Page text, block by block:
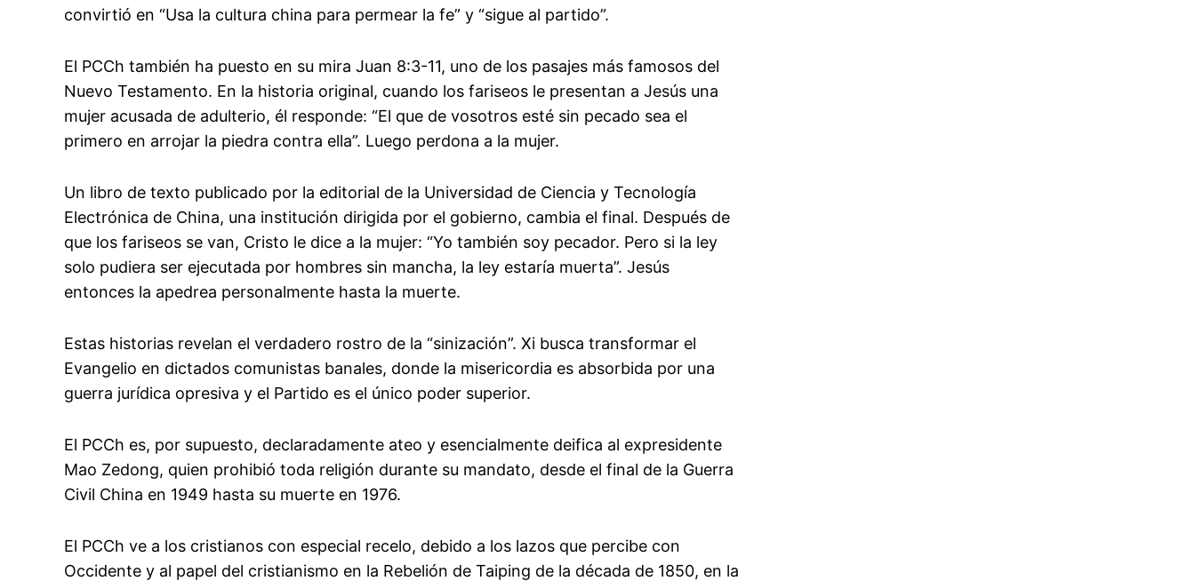
convirtió en “Usa la cultura china para permear la fe” y “sigue al partido”.
El PCCh también ha puesto en su mira Juan 8:3-11, uno de los pasajes más famosos del
Nuevo Testamento. En la historia original, cuando los fariseos le presentan a Jesús una
mujer acusada de adulterio, él responde: “El que de vosotros esté sin pecado sea el
primero en arrojar la piedra contra ella”. Luego perdona a la mujer.
Un libro de texto publicado por la editorial de la Universidad de Ciencia y Tecnología
Electrónica de China, una institución dirigida por el gobierno, cambia el final. Después de
que los fariseos se van, Cristo le dice a la mujer: “Yo también soy pecador. Pero si la ley
solo pudiera ser ejecutada por hombres sin mancha, la ley estaría muerta”. Jesús
entonces la apedrea personalmente hasta la muerte.
Estas historias revelan el verdadero rostro de la “sinización”. Xi busca transformar el
Evangelio en dictados comunistas banales, donde la misericordia es absorbida por una
guerra jurídica opresiva y el Partido es el único poder superior.
El PCCh es, por supuesto, declaradamente ateo y esencialmente deifica al expresidente
Mao Zedong, quien prohibió toda religión durante su mandato, desde el final de la Guerra
Civil China en 1949 hasta su muerte en 1976.
El PCCh ve a los cristianos con especial recelo, debido a los lazos que percibe con
Occidente y al papel del cristianismo en la Rebelión de Taiping de la década de 1850, en la